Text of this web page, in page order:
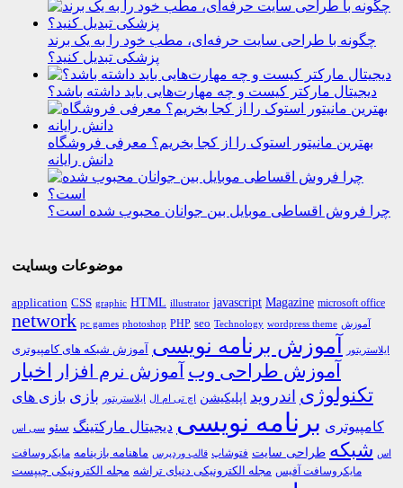
چگونه با طراحی سایت حرفه‌ای، مطب خود را به یک برند
پزشکی تبدیل کنید؟
دیجیتال مارکتر کیست و چه مهارت‌هایی باید داشته باشد؟
بهترین مانیتور استوک را از کجا بخریم؟ معرفی فروشگاه
دانش رایانه
چرا فروش اقساطی موبایل بین جوانان محبوب شده است؟
موضوعات وبسایت
application CSS graphic HTML illustrator javascript Magazine microsoft office
network pc games photoshop PHP seo Technology wordpress theme آموزش
ایلاستریتور آموزش برنامه نویسی آموزش شبکه های کامپیوتری
آموزش طراحی وب آموزش نرم افزار اخبار
تکنولوژی اندروید اپلیکیشن اچ تی ام ال ایلاستریتور بازی بازی های
کامپیوتری برنامه نویسی دیجیتال مارکتینگ سئو سی اس
اس شبکه طراحی سایت فتوشاپ قالب وردپرس ماهنامه بازینامه مایکروسافت
مایکروسافت آفیس مجله الکترونیکی دنیای تراشه مجله الکترونیکی چیپست